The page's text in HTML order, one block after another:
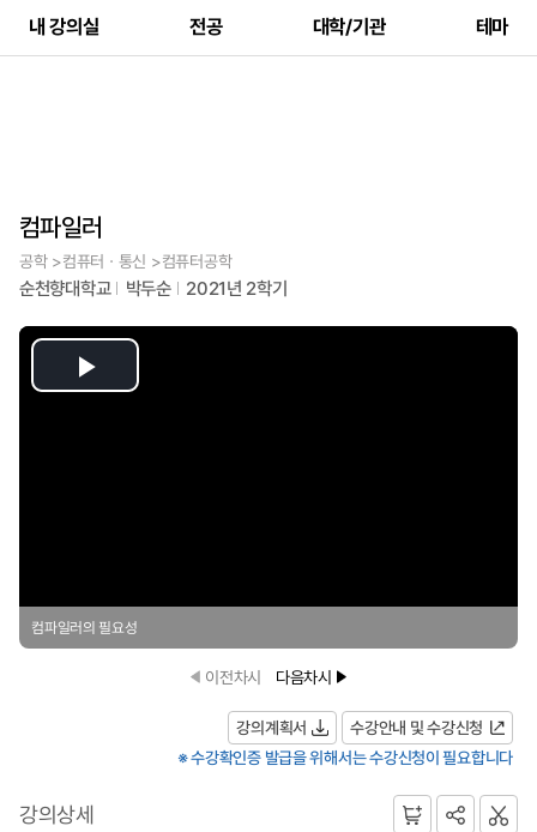
내 강의실 전공 대학/기관 테마
컴파일러
공학 >컴퓨터ㆍ통신 >컴퓨터공학
순천향대학교 박두순 2021년 2학기
Play
컴파일러의 필요성
이전차시 다음차시
강의계획서
수강안내 및 수강신청
※ 수강확인증 발급을 위해서는 수강신청이 필요합니다
강의상세